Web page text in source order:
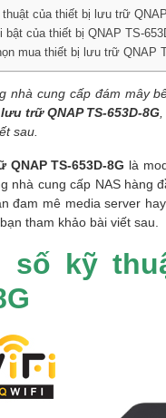
của thiết bị lưu trữ
bật của thiết bị QNAP TS-
mua thiết bị lưu trữ QNAP
nhà cung cấp đám mây
trữ QNAP TS-653D-8G,
sau.
TS-653D-8G là
nhà cung cấp NAS hàng
đam mê media server
tham khảo bài viết sau.
số kỹ